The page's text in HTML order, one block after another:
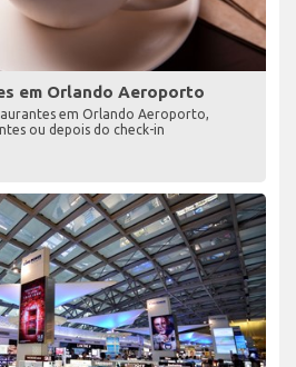
em Orlando Aeroporto
em Orlando Aeroporto,
ou depois do check-in